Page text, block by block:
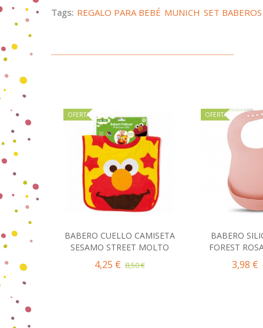
Tags: REGALO PARA BEBÉ MUNICH SET
OFERTA
Añadir al carrito
BABERO CUELLO CAMISETA
SESAMO STREET MOLTO
4,25 € 8,50 €
OFERTA
Añadir
BABERO
FOREST
3,98 €